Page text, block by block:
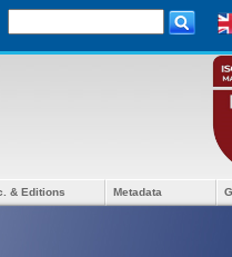
& Editions Metadata